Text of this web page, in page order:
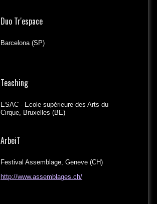
Duo Tr'espace
Barcelona (SP)
Teaching
ESAC - Ecole supérieure des Arts du
Cirque, Bruxelles (BE)
ArbeiT
Festival Assemblage, Geneve (CH)
http://www.assemblages.ch/